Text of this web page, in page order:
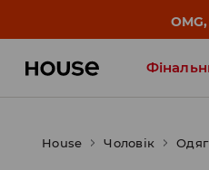
House Чоловік Одяг